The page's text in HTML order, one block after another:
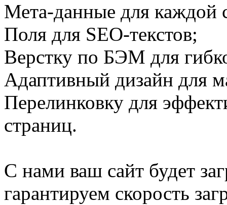
Мета-данные для каждой
Поля для SEO-текстов;
Верстку по БЭМ для
Адаптивный дизайн для
Перелинковку для
страниц.
С нами ваш сайт будет
гарантируем скорость